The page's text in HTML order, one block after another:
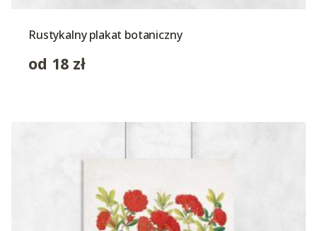
Rustykalny plakat botaniczny
od 18 zł